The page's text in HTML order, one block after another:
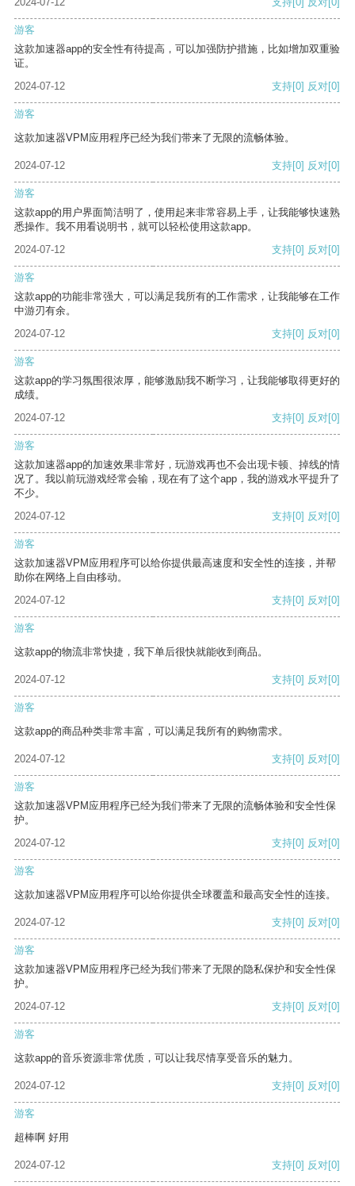
游客
这款加速器app的安全性有待提高，可以加强防护措施，比如增加双重验
证。
2024-07-12
支持[0] 反对[0]
游客
这款加速器VPM应用程序已经为我们带来了无限的流畅体验。
2024-07-12 支持[0] 反对[0]
游客
这款app的用户界面简洁明了，使用起来非常容易上手，让我能够快速熟
悉操作。我不用看说明书，就可以轻松使用这款app。
2024-07-12
支持[0] 反对[0]
游客
这款app的功能非常强大，可以满足我所有的工作需求，让我能够在工作
中游刃有余。
2024-07-12
支持[0] 反对[0]
游客
这款app的学习氛围很浓厚，能够激励我不断学习，让我能够取得更好的
成绩。
2024-07-12
支持[0] 反对[0]
游客
这款加速器app的加速效果非常好，玩游戏再也不会出现卡顿、掉线的情
况了。我以前玩游戏经常会输，现在有了这个app，我的游戏水平提升了
不少。
2024-07-12
支持[0] 反对[0]
游客
这款加速器VPM应用程序可以给你提供最高速度和安全性的连接，并帮
助你在网络上自由移动。
2024-07-12
支持[0] 反对[0]
游客
这款app的物流非常快捷，我下单后很快就能收到商品。
2024-07-12 支持[0] 反对[0]
游客
这款app的商品种类非常丰富，可以满足我所有的购物需求。
2024-07-12 支持[0] 反对[0]
游客
这款加速器VPM应用程序已经为我们带来了无限的流畅体验和安全性保
护。
2024-07-12
支持[0] 反对[0]
游客
这款加速器VPM应用程序可以给你提供全球覆盖和最高安全性的连接。
2024-07-12 支持[0] 反对[0]
游客
这款加速器VPM应用程序已经为我们带来了无限的隐私保护和安全性保
护。
2024-07-12
支持[0] 反对[0]
游客
这款app的音乐资源非常优质，可以让我尽情享受音乐的魅力。
2024-07-12 支持[0] 反对[0]
游客
超棒啊 好用
2024-07-12 支持[0] 反对[0]